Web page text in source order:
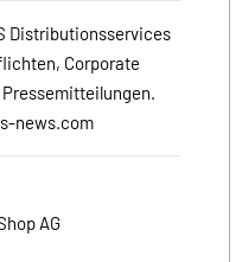
Distributionsservices
Corporate
news.com
AG